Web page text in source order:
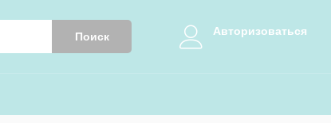
Поиск Авторизоваться